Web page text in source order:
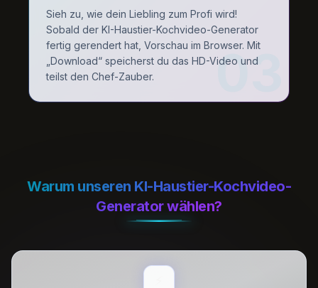
03
Sieh zu, wie dein Liebling zum Profi wird!
Sobald der KI-Haustier-Kochvideo-Generator
fertig gerendert hat, Vorschau im Browser. Mit
„Download“ speicherst du das HD-Video und
teilst den Chef-Zauber.
Warum unseren KI-Haustier-Kochvideo-
Generator wählen?